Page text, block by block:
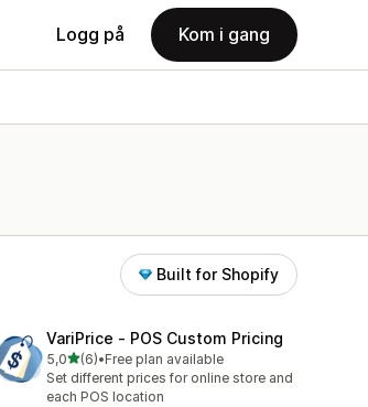
Logg på Kom i gang
Built for Shopify
VariPrice ‑ POS Custom Pricing
5,0av 5 stjerner
(6)
Totalt 6 omtaler
•Free plan available
Set different prices for online store and
each POS location